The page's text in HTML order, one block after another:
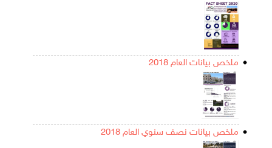
ملخص بيانات العام 2018
ملخص بيانات نصف سنوي العام 2018